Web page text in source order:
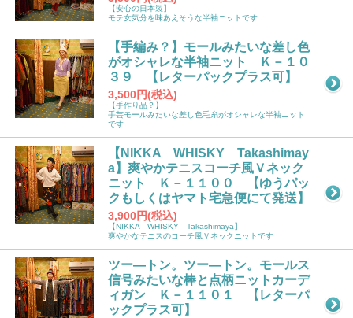
【安心の日本製】
モテ女気分を味あえそうな半袖ニットです
【手編み？】モールみたいな差し色
がオシャレな半袖ニット Ｋ－１０
３９ 【レターパックプラス可】
3,500円(税込)
【手作り品？】
手芸モールみたいな差し色毛糸がオシャレな半袖ニット
です
【NIKKA WHISKY Takashimay
a】爽やかテニスコーチ風Ｖネック
ニット Ｋ－１１００ 【ゆうパッ
クもしくはヤマト宅急便にて発送】
3,900円(税込)
【NIKKA WHISKY Takashimaya】
爽やかなテニスのコーチ風Ｖネックニットです
ツー―トン。ツー―トン。モールス
信号みたいな棒と点柄ニットカーデ
ィガン Ｋ－１１０１ 【レターパ
ックプラス可】